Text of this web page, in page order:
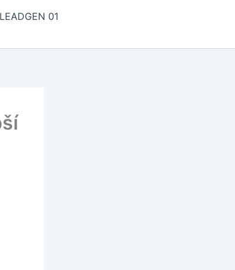
LEADGEN 01